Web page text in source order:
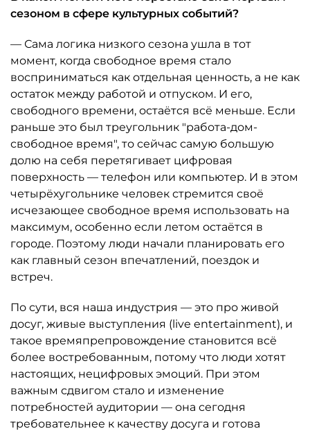
сезоном в сфере культурных событий?
— Сама логика низкого сезона ушла в тот
момент, когда свободное время стало
восприниматься как отдельная ценность, а не как
остаток между работой и отпуском. И его,
свободного времени, остаётся всё меньше. Если
раньше это был треугольник "работа-дом-
свободное время", то сейчас самую большую
долю на себя перетягивает цифровая
поверхность — телефон или компьютер. И в этом
четырёхугольнике человек стремится своё
исчезающее свободное время использовать на
максимум, особенно если летом остаётся в
городе. Поэтому люди начали планировать его
как главный сезон впечатлений, поездок и
встреч.
По сути, вся наша индустрия — это про живой
досуг, живые выступления (live entertainment), и
такое времяпрепровождение становится всё
более востребованным, потому что люди хотят
настоящих, нецифровых эмоций. При этом
важным сдвигом стало и изменение
потребностей аудитории — она сегодня
требовательнее к качеству досуга и готова